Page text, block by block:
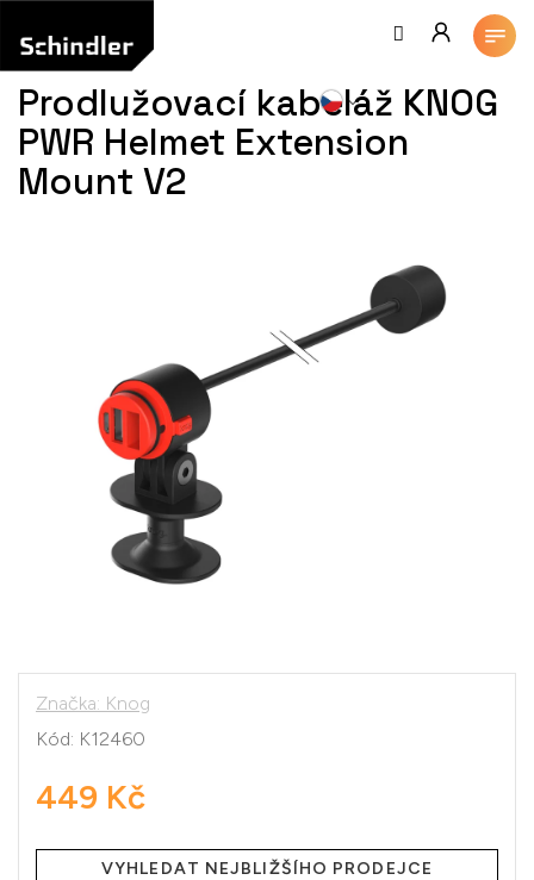
obsah
Prodlužovací kabeláž KNOG
PWR Helmet Extension
Mount V2
Značka: Knog
Kód: K12460
449 Kč
cena:
VYHLEDAT NEJBLIŽŠÍHO PRODEJCE